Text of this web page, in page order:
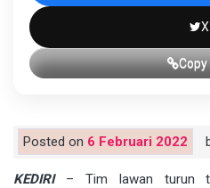
X
Copy
Posted on 6 Februari 2022
KEDIRI– Tim lawan turun